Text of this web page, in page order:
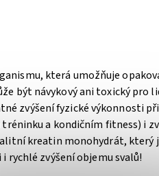
která umožňuje
být návykový ani toxický pro
zvýšení fyzické výkonnosti
a kondičním fitness) i
kreatin monohydrát, který
rychlé zvýšení objemu svalů!